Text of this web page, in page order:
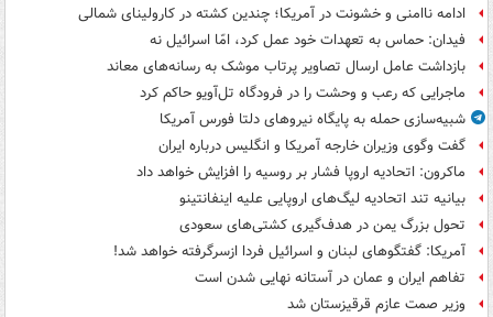
ادامه ناامنی و خشونت در آمریکا؛ چندین کشته در کارولینای شمالی
فیدان: حماس به تعهدات خود عمل کرد، امّا اسرائیل نه
بازداشت عامل ارسال تصاویر پرتاب موشک به رسانه‌های معاند
ماجرایی که رعب و وحشت را در فرودگاه تل‌آویو حاکم کرد
شبیه‌سازی حمله به پایگاه نیروهای دلتا فورس آمریکا
گفت وگوی وزیران خارجه آمریکا و انگلیس درباره ایران
ماکرون: اتحادیه اروپا فشار بر روسیه را افزایش خواهد داد
بیانیه تند اتحادیه لیگ‌های اروپایی علیه اینفانتینو
تحول بزرگ یمن در هدف‌گیری کشتی‌های سعودی
آمریکا: گفتگوهای لبنان و اسرائیل فردا ازسرگرفته خواهد شد!
تفاهم ایران و عمان در آستانه نهایی شدن است
وزیر صمت عازم قرقیزستان شد